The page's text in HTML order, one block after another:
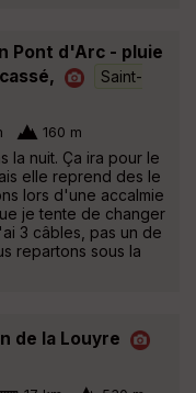
Pont d'Arc - pluie
Saint-
160 m
la nuit. Ça ira pour le
elle reprend des le
lors d'une accalmie
je tente de changer
3 câbles, pas un de
repartons sous la
de la Louyre